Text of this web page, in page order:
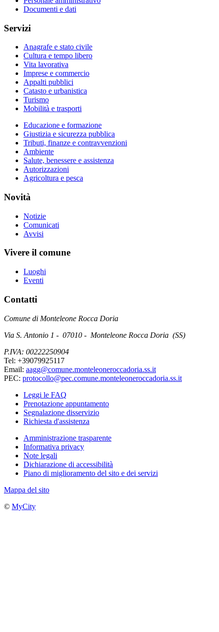
Documenti e dati
Servizi
Anagrafe e stato civile
Cultura e tempo libero
Vita lavorativa
Imprese e commercio
Appalti pubblici
Catasto e urbanistica
Turismo
Mobilità e trasporti
Educazione e formazione
Giustizia e sicurezza pubblica
Tributi, finanze e contravvenzioni
Ambiente
Salute, benessere e assistenza
Autorizzazioni
Agricoltura e pesca
Novità
Notizie
Comunicati
Avvisi
Vivere il comune
Luoghi
Eventi
Contatti
Comune di Monteleone Rocca Doria
Via S. Antonio 1 - 07010 - Monteleone Rocca Doria (SS)
P.IVA: 00222250904
Tel: +39079925117
Email: aagg@comune.monteleoneroccadoria.ss.it
PEC: protocollo@pec.comune.monteleoneroccadoria.ss.it
Leggi le FAQ
Prenotazione appuntamento
Segnalazione disservizio
Richiesta d'assistenza
Amministrazione trasparente
Informativa privacy
Note legali
Dichiarazione di accessibilità
Piano di miglioramento del sito e dei servizi
Mappa del sito
© MyCity